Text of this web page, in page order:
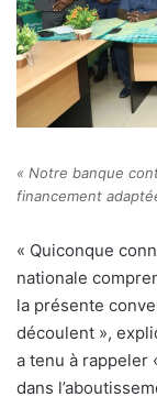
« Notre banque
financement
« Quiconque
nationale
la présente
découlent »,
a tenu à rappeler
dans